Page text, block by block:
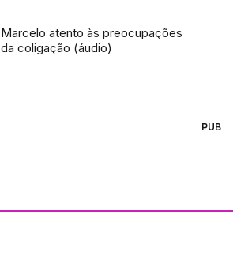
Marcelo atento às preocupações
da coligação (áudio)
PUB